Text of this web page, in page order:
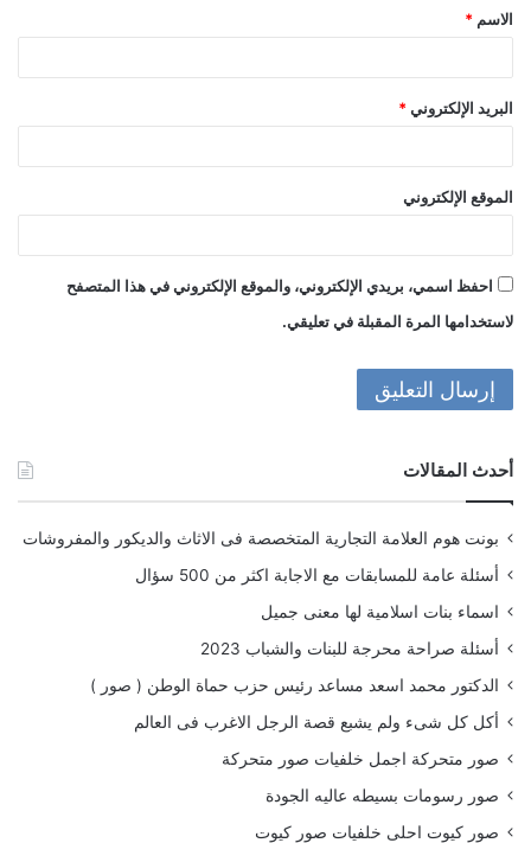
*
الاسم *
البريد الإلكتروني *
الموقع الإلكتروني
احفظ اسمي، بريدي الإلكتروني، والموقع الإلكتروني في هذا المتصفح
لاستخدامها المرة المقبلة في تعليقي.
أحدث المقالات
بونت هوم العلامة التجارية المتخصصة فى الاثاث والديكور والمفروشات
أسئلة عامة للمسابقات مع الاجابة اكثر من 500 سؤال
اسماء بنات اسلامية لها معنى جميل
أسئلة صراحة محرجة للبنات والشباب 2023
الدكتور محمد اسعد مساعد رئيس حزب حماة الوطن ( صور )
أكل كل شىء ولم يشبع قصة الرجل الاغرب فى العالم
صور متحركة اجمل خلفيات صور متحركة
صور رسومات بسيطه عاليه الجودة
صور كيوت احلى خلفيات صور كيوت